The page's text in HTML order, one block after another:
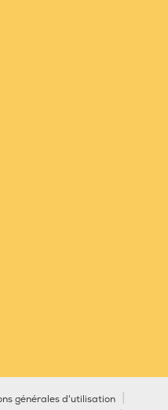
générales d'utilisation